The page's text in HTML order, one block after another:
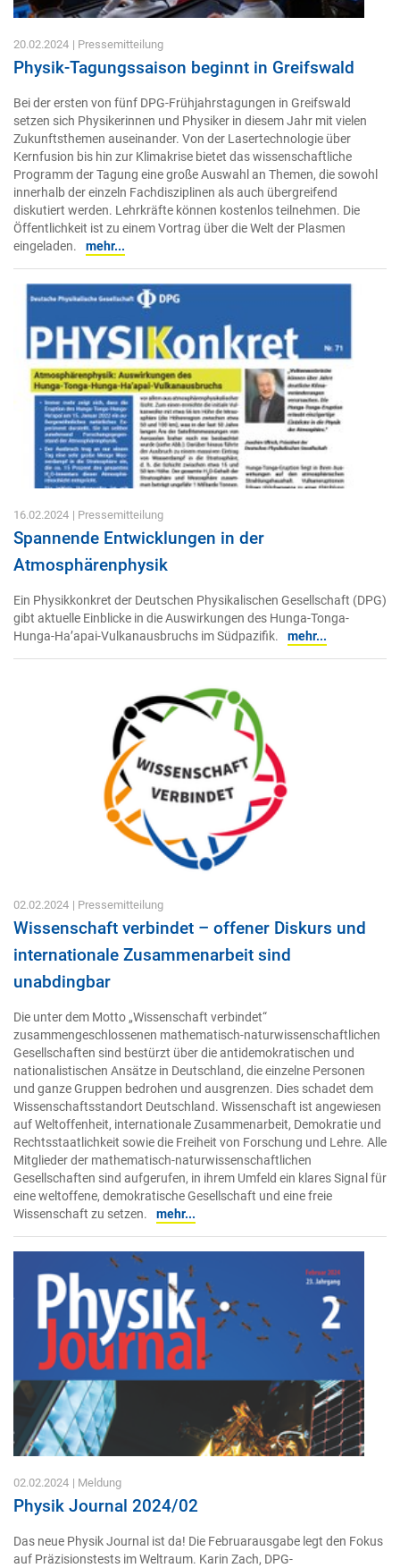
20.02.2024 | Pressemitteilung
Physik-Tagungssaison beginnt in Greifswald
Bei der ersten von fünf DPG-Frühjahrstagungen in Greifswald
setzen sich Physikerinnen und Physiker in diesem Jahr mit vielen
Zukunftsthemen auseinander. Von der Lasertechnologie über
Kernfusion bis hin zur Klimakrise bietet das wissenschaftliche
Programm der Tagung eine große Auswahl an Themen, die sowohl
innerhalb der einzeln Fachdisziplinen als auch übergreifend
diskutiert werden. Lehrkräfte können kostenlos teilnehmen. Die
Öffentlichkeit ist zu einem Vortrag über die Welt der Plasmen
eingeladen.
mehr...
16.02.2024 | Pressemitteilung
Spannende Entwicklungen in der
Atmosphärenphysik
Ein Physikkonkret der Deutschen Physikalischen Gesellschaft (DPG)
gibt aktuelle Einblicke in die Auswirkungen des Hunga-Tonga-
Hunga-Ha’apai-Vulkanausbruchs im Südpazifik.
mehr...
02.02.2024 | Pressemitteilung
Wissenschaft verbindet – offener Diskurs und
internationale Zusammenarbeit sind
unabdingbar
Die unter dem Motto „Wissenschaft verbindet“
zusammengeschlossenen mathematisch-naturwissenschaftlichen
Gesellschaften sind bestürzt über die antidemokratischen und
nationalistischen Ansätze in Deutschland, die einzelne Personen
und ganze Gruppen bedrohen und ausgrenzen. Dies schadet dem
Wissenschaftsstandort Deutschland. Wissenschaft ist angewiesen
auf Weltoffenheit, internationale Zusammenarbeit, Demokratie und
Rechtsstaatlichkeit sowie die Freiheit von Forschung und Lehre. Alle
Mitglieder der mathematisch-naturwissenschaftlichen
Gesellschaften sind aufgerufen, in ihrem Umfeld ein klares Signal für
eine weltoffene, demokratische Gesellschaft und eine freie
Wissenschaft zu setzen.
mehr...
02.02.2024 | Meldung
Physik Journal 2024/02
Das neue Physik Journal ist da! Die Februarausgabe legt den Fokus
auf Präzisionstests im Weltraum. Karin Zach, DPG-